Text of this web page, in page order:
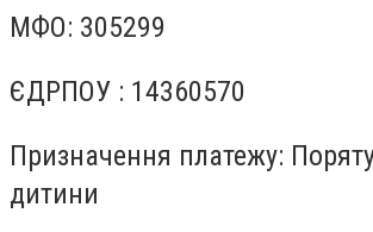
МФО: 305299
ЄДРПОУ : 14360570
Призначення платежу:
дитини